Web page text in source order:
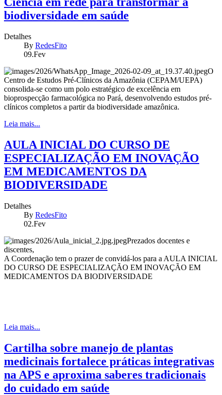
biodiversidade em saúde
Detalhes
By RedesFito
09.Fev
O
Centro de Estudos Pré-Clínicos da Amazônia (CEPAM/UEPA)
consolida-se como um polo estratégico de excelência em
bioprospecção farmacológica no Pará, desenvolvendo estudos pré-
clínicos completos a partir da biodiversidade amazônica.
Leia mais...
AULA INICIAL DO CURSO DE
ESPECIALIZAÇÃO EM INOVAÇÃO
EM MEDICAMENTOS DA
BIODIVERSIDADE
Detalhes
By RedesFito
02.Fev
Prezados docentes e
discentes,
A Coordenação tem o prazer de convidá-los para a AULA INICIAL
DO CURSO DE ESPECIALIZAÇÃO EM INOVAÇÃO EM
MEDICAMENTOS DA BIODIVERSIDADE
Leia mais...
Cartilha sobre manejo de plantas
medicinais fortalece práticas integrativas
na APS e aproxima saberes tradicionais
do cuidado em saúde